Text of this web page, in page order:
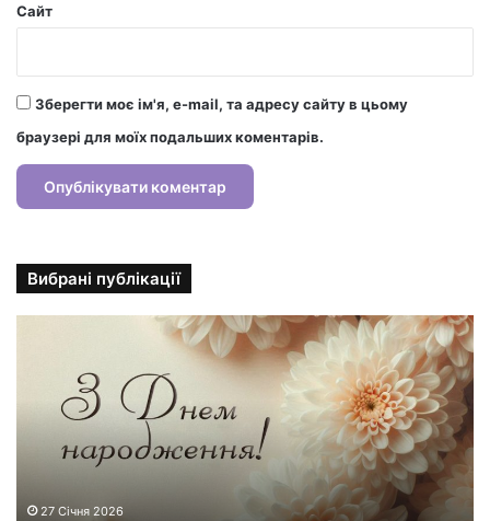
Сайт
Зберегти моє ім'я, e-mail, та адресу сайту в цьому
браузері для моїх подальших коментарів.
Вибрані публікації
27 Січня 2026